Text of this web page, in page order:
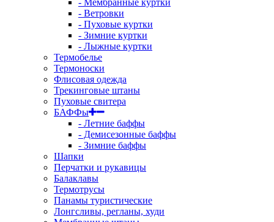
- Мембранные куртки
- Ветровки
- Пуховые куртки
- Зимние куртки
- Лыжные куртки
Термобелье
Термоноски
Флисовая одежда
Трекинговые штаны
Пуховые свитера
БАФФы
- Летние баффы
- Демисезонные баффы
- Зимние баффы
Шапки
Перчатки и рукавицы
Балаклавы
Термотрусы
Панамы туристические
Лонгсливы, регланы, худи